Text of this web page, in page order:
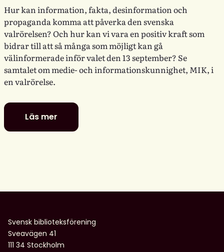
Hur kan information, fakta, desinformation och
propaganda komma att påverka den svenska
valrörelsen? Och hur kan vi vara en positiv kraft som
bidrar till att så många som möjligt kan gå
välinformerade inför valet den 13 september? Se
samtalet om medie- och informationskunnighet, MIK, i
en valrörelse.
Läs mer
Digitala
dialoger:
–
och
möjligheter
för
Svensk biblioteksförening
Sveavägen 41
111 34 Stockholm